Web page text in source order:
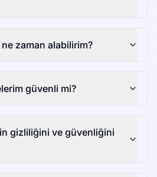
ne zaman alabilirim?
güvenli mi?
gizliliğini ve güvenliğini